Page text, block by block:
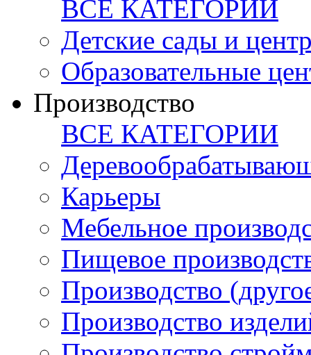
ВСЕ КАТЕГОРИИ
Детские сады и
Образовательные
Производство
ВСЕ КАТЕГОРИИ
Карьеры
Мебельное
Пищевое
Производство
Производство